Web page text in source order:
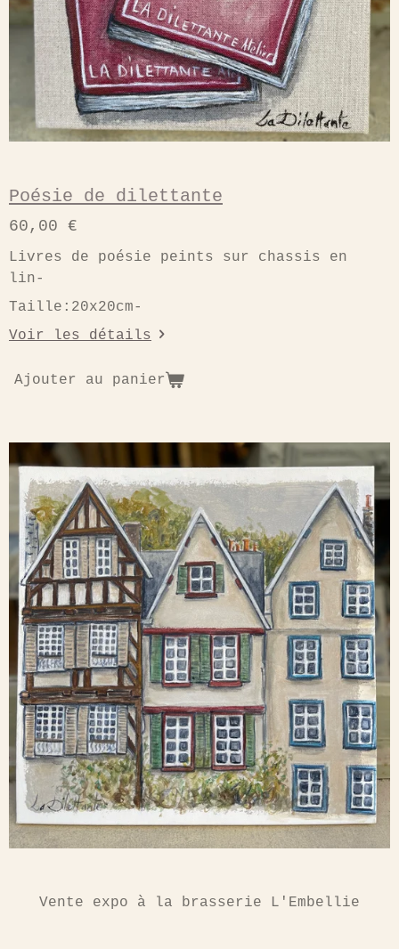
Poésie de dilettante
60,00 €
Livres de poésie peints sur chassis en
lin-
Taille:20x20cm-
Voir les détails
Ajouter au panier
Vente expo à la brasserie L'Embellie